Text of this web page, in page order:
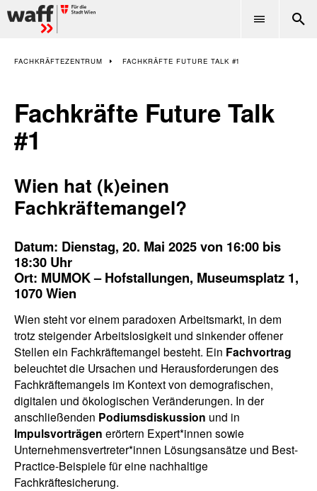
Fachkräftezentrum
FACHKRÄFTEZENTRUM FACHKRÄFTE FUTURE TALK #1
Fachkräfte Future Talk
#1
Wien hat (k)einen
Fachkräftemangel?
Datum: Dienstag, 20. Mai 2025 von 16:00 bis
18:30 Uhr
Ort: MUMOK – Hofstallungen, Museumsplatz 1,
1070 Wien
Wien steht vor einem paradoxen Arbeitsmarkt, in dem
trotz steigender Arbeitslosigkeit und sinkender offener
Stellen ein Fachkräftemangel besteht. Ein Fachvortrag
beleuchtet die Ursachen und Herausforderungen des
Fachkräftemangels im Kontext von demografischen,
digitalen und ökologischen Veränderungen. In der
anschließenden Podiumsdiskussion und in
Impulsvorträgen erörtern Expert*innen sowie
Unternehmensvertreter*innen Lösungsansätze und Best-
Practice-Beispiele für eine nachhaltige
Fachkräftesicherung.